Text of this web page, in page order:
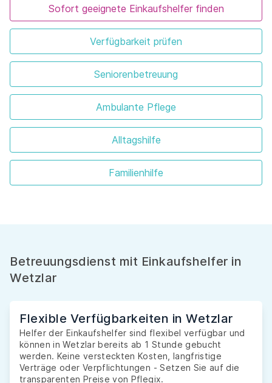
Sofort geeignete Einkaufshelfer finden
Verfügbarkeit prüfen
Seniorenbetreuung
Ambulante Pflege
Alltagshilfe
Familienhilfe
Betreuungsdienst mit Einkaufshelfer in
Wetzlar
Flexible Verfügbarkeiten in Wetzlar
Helfer der Einkaufshelfer sind flexibel verfügbar und
können in Wetzlar bereits ab 1 Stunde gebucht
werden. Keine versteckten Kosten, langfristige
Verträge oder Verpflichtungen - Setzen Sie auf die
transparenten Preise von Pflegix.